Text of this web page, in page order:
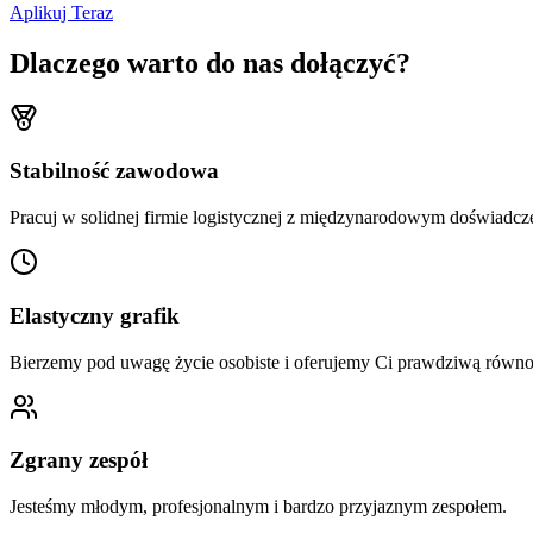
Aplikuj Teraz
Dlaczego warto do nas dołączyć?
Stabilność zawodowa
Pracuj w solidnej firmie logistycznej z międzynarodowym
Elastyczny grafik
Bierzemy pod uwagę życie osobiste i oferujemy Ci prawdziwą
Zgrany zespół
Jesteśmy młodym, profesjonalnym i bardzo przyjaznym zespołem.